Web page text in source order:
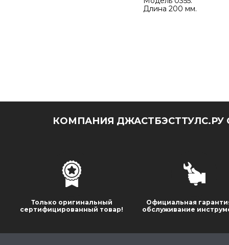
Длина 200 мм.
КОМПАНИЯ
Только оригинальный
сертифицированный товар!
Официальная
обслуживание